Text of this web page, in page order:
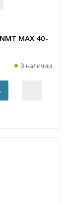
MAX 40-
В наличии